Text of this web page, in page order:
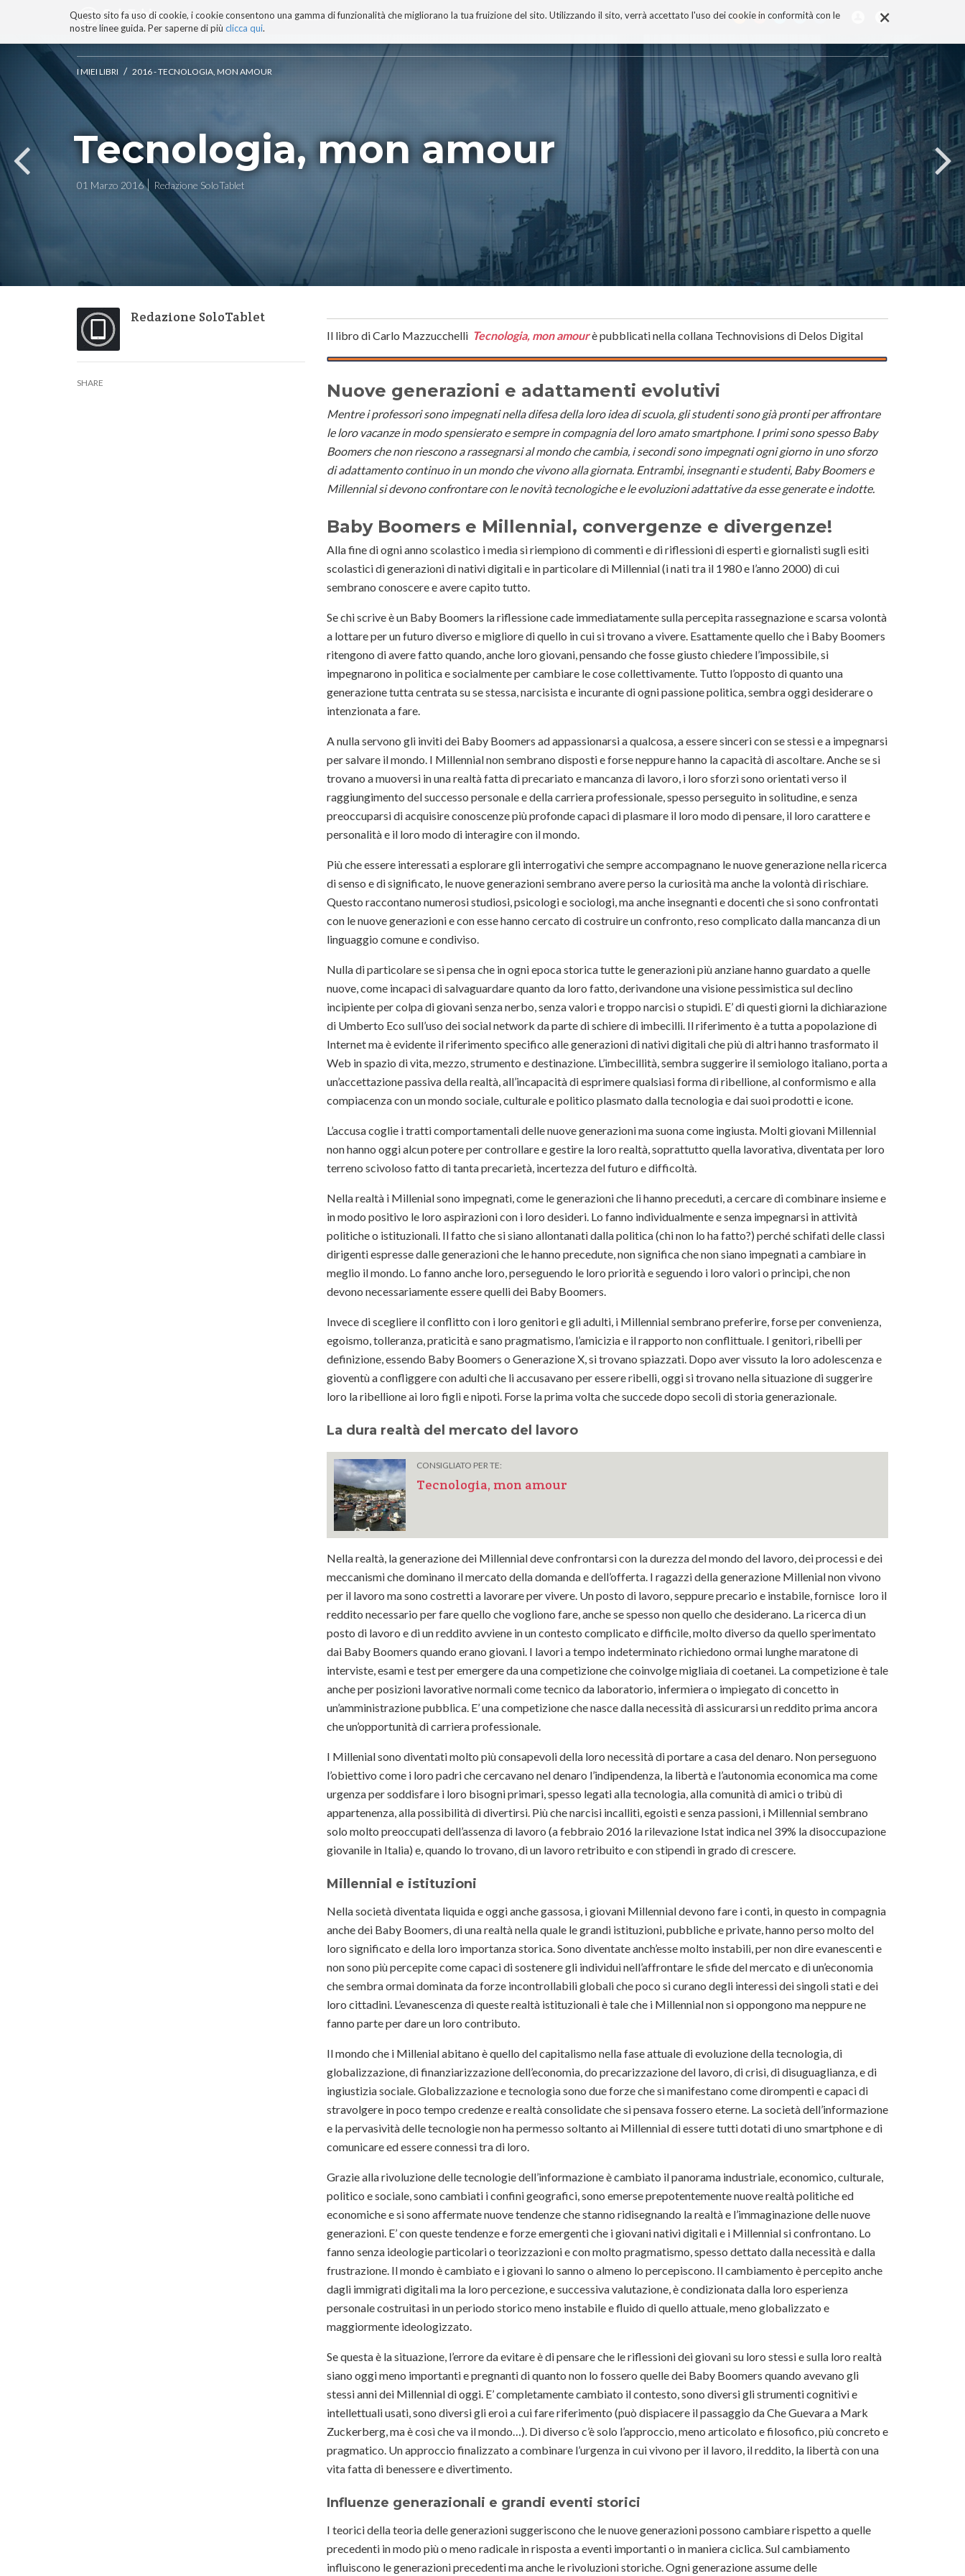
×
Questo sito fa uso di cookie, i cookie consentono una gamma di funzionalità che migliorano la tua fruizione del sito. Utilizzando il sito, verrà accettato l'uso dei cookie in conformità con le
nostre linee guida. Per saperne di più clicca qui.
BLOG TECNOCONSAPEVOLEZZA TECNOBIBLIOGRAFIA I MIEI LIBRI PROGETTO
ai
contenuti.
|
Salta
alla
navigazione
I MIEI LIBRI / 2016 - TECNOLOGIA, MON AMOUR
Tecnologia, mon amour
01 Marzo 2016 Redazione SoloTablet
Redazione SoloTablet
SHARE
Il libro di Carlo Mazzucchelli Tecnologia, mon amourè pubblicati nella collana Technovisions di Delos Digital
Nuove generazioni e adattamenti evolutivi
Mentre i professori sono impegnati nella difesa della loro idea di scuola, gli studenti sono già pronti per affrontare
le loro vacanze in modo spensierato e sempre in compagnia del loro amato smartphone. I primi sono spesso Baby
Boomers che non riescono a rassegnarsi al mondo che cambia, i secondi sono impegnati ogni giorno in uno sforzo
di adattamento continuo in un mondo che vivono alla giornata. Entrambi, insegnanti e studenti, Baby Boomers e
Millennial si devono confrontare con le novità tecnologiche e le evoluzioni adattative da esse generate e indotte.
Baby Boomers e Millennial, convergenze e divergenze!
Alla fine di ogni anno scolastico i media si riempiono di commenti e di riflessioni di esperti e giornalisti sugli esiti
scolastici di generazioni di nativi digitali e in particolare di Millennial (i nati tra il 1980 e l’anno 2000) di cui
sembrano conoscere e avere capito tutto.
Se chi scrive è un Baby Boomers la riflessione cade immediatamente sulla percepita rassegnazione e scarsa volontà
a lottare per un futuro diverso e migliore di quello in cui si trovano a vivere. Esattamente quello che i Baby Boomers
ritengono di avere fatto quando, anche loro giovani, pensando che fosse giusto chiedere l’impossibile, si
impegnarono in politica e socialmente per cambiare le cose collettivamente. Tutto l’opposto di quanto una
generazione tutta centrata su se stessa, narcisista e incurante di ogni passione politica, sembra oggi desiderare o
intenzionata a fare.
A nulla servono gli inviti dei Baby Boomers ad appassionarsi a qualcosa, a essere sinceri con se stessi e a impegnarsi
per salvare il mondo. I Millennial non sembrano disposti e forse neppure hanno la capacità di ascoltare. Anche se si
trovano a muoversi in una realtà fatta di precariato e mancanza di lavoro, i loro sforzi sono orientati verso il
raggiungimento del successo personale e della carriera professionale, spesso perseguito in solitudine, e senza
preoccuparsi di acquisire conoscenze più profonde capaci di plasmare il loro modo di pensare, il loro carattere e
personalità e il loro modo di interagire con il mondo.
Più che essere interessati a esplorare gli interrogativi che sempre accompagnano le nuove generazione nella ricerca
di senso e di significato, le nuove generazioni sembrano avere perso la curiosità ma anche la volontà di rischiare.
Questo raccontano numerosi studiosi, psicologi e sociologi, ma anche insegnanti e docenti che si sono confrontati
con le nuove generazioni e con esse hanno cercato di costruire un confronto, reso complicato dalla mancanza di un
linguaggio comune e condiviso.
Nulla di particolare se si pensa che in ogni epoca storica tutte le generazioni più anziane hanno guardato a quelle
nuove, come incapaci di salvaguardare quanto da loro fatto, derivandone una visione pessimistica sul declino
incipiente per colpa di giovani senza nerbo, senza valori e troppo narcisi o stupidi. E’ di questi giorni la dichiarazione
di Umberto Eco sull’uso dei social network da parte di schiere di imbecilli. Il riferimento è a tutta a popolazione di
Internet ma è evidente il riferimento specifico alle generazioni di nativi digitali che più di altri hanno trasformato il
Web in spazio di vita, mezzo, strumento e destinazione. L’imbecillità, sembra suggerire il semiologo italiano, porta a
un’accettazione passiva della realtà, all’incapacità di esprimere qualsiasi forma di ribellione, al conformismo e alla
compiacenza con un mondo sociale, culturale e politico plasmato dalla tecnologia e dai suoi prodotti e icone.
L’accusa coglie i tratti comportamentali delle nuove generazioni ma suona come ingiusta. Molti giovani Millennial
non hanno oggi alcun potere per controllare e gestire la loro realtà, soprattutto quella lavorativa, diventata per loro
terreno scivoloso fatto di tanta precarietà, incertezza del futuro e difficoltà.
Nella realtà i Millenial sono impegnati, come le generazioni che li hanno preceduti, a cercare di combinare insieme e
in modo positivo le loro aspirazioni con i loro desideri. Lo fanno individualmente e senza impegnarsi in attività
politiche o istituzionali. Il fatto che si siano allontanati dalla politica (chi non lo ha fatto?) perché schifati delle classi
dirigenti espresse dalle generazioni che le hanno precedute, non significa che non siano impegnati a cambiare in
meglio il mondo. Lo fanno anche loro, perseguendo le loro priorità e seguendo i loro valori o principi, che non
devono necessariamente essere quelli dei Baby Boomers.
Invece di scegliere il conflitto con i loro genitori e gli adulti, i Millennial sembrano preferire, forse per convenienza,
egoismo, tolleranza, praticità e sano pragmatismo, l’amicizia e il rapporto non conflittuale. I genitori, ribelli per
definizione, essendo Baby Boomers o Generazione X, si trovano spiazzati. Dopo aver vissuto la loro adolescenza e
gioventù a confliggere con adulti che li accusavano per essere ribelli, oggi si trovano nella situazione di suggerire
loro la ribellione ai loro figli e nipoti. Forse la prima volta che succede dopo secoli di storia generazionale.
La dura realtà del mercato del lavoro
CONSIGLIATO PER TE:
Tecnologia, mon amour
Nella realtà, la generazione dei Millennial deve confrontarsi con la durezza del mondo del lavoro, dei processi e dei
meccanismi che dominano il mercato della domanda e dell’offerta. I ragazzi della generazione Millenial non vivono
per il lavoro ma sono costretti a lavorare per vivere. Un posto di lavoro, seppure precario e instabile, fornisce loro il
reddito necessario per fare quello che vogliono fare, anche se spesso non quello che desiderano. La ricerca di un
posto di lavoro e di un reddito avviene in un contesto complicato e difficile, molto diverso da quello sperimentato
dai Baby Boomers quando erano giovani. I lavori a tempo indeterminato richiedono ormai lunghe maratone di
interviste, esami e test per emergere da una competizione che coinvolge migliaia di coetanei. La competizione è tale
anche per posizioni lavorative normali come tecnico da laboratorio, infermiera o impiegato di concetto in
un’amministrazione pubblica. E’ una competizione che nasce dalla necessità di assicurarsi un reddito prima ancora
che un’opportunità di carriera professionale.
I Millenial sono diventati molto più consapevoli della loro necessità di portare a casa del denaro. Non perseguono
l’obiettivo come i loro padri che cercavano nel denaro l’indipendenza, la libertà e l’autonomia economica ma come
urgenza per soddisfare i loro bisogni primari, spesso legati alla tecnologia, alla comunità di amici o tribù di
appartenenza, alla possibilità di divertirsi. Più che narcisi incalliti, egoisti e senza passioni, i Millennial sembrano
solo molto preoccupati dell’assenza di lavoro (a febbraio 2016 la rilevazione Istat indica nel 39% la disoccupazione
giovanile in Italia) e, quando lo trovano, di un lavoro retribuito e con stipendi in grado di crescere.
Millennial e istituzioni
Nella società diventata liquida e oggi anche gassosa, i giovani Millennial devono fare i conti, in questo in compagnia
anche dei Baby Boomers, di una realtà nella quale le grandi istituzioni, pubbliche e private, hanno perso molto del
loro significato e della loro importanza storica. Sono diventate anch’esse molto instabili, per non dire evanescenti e
non sono più percepite come capaci di sostenere gli individui nell’affrontare le sfide del mercato e di un’economia
che sembra ormai dominata da forze incontrollabili globali che poco si curano degli interessi dei singoli stati e dei
loro cittadini. L’evanescenza di queste realtà istituzionali è tale che i Millennial non si oppongono ma neppure ne
fanno parte per dare un loro contributo.
Il mondo che i Millenial abitano è quello del capitalismo nella fase attuale di evoluzione della tecnologia, di
globalizzazione, di finanziarizzazione dell’economia, do precarizzazione del lavoro, di crisi, di disuguaglianza, e di
ingiustizia sociale. Globalizzazione e tecnologia sono due forze che si manifestano come dirompenti e capaci di
stravolgere in poco tempo credenze e realtà consolidate che si pensava fossero eterne. La società dell’informazione
e la pervasività delle tecnologie non ha permesso soltanto ai Millennial di essere tutti dotati di uno smartphone e di
comunicare ed essere connessi tra di loro.
Grazie alla rivoluzione delle tecnologie dell’informazione è cambiato il panorama industriale, economico, culturale,
politico e sociale, sono cambiati i confini geografici, sono emerse prepotentemente nuove realtà politiche ed
economiche e si sono affermate nuove tendenze che stanno ridisegnando la realtà e l’immaginazione delle nuove
generazioni. E’ con queste tendenze e forze emergenti che i giovani nativi digitali e i Millennial si confrontano. Lo
fanno senza ideologie particolari o teorizzazioni e con molto pragmatismo, spesso dettato dalla necessità e dalla
frustrazione. Il mondo è cambiato e i giovani lo sanno o almeno lo percepiscono. Il cambiamento è percepito anche
dagli immigrati digitali ma la loro percezione, e successiva valutazione, è condizionata dalla loro esperienza
personale costruitasi in un periodo storico meno instabile e fluido di quello attuale, meno globalizzato e
maggiormente ideologizzato.
Se questa è la situazione, l’errore da evitare è di pensare che le riflessioni dei giovani su loro stessi e sulla loro realtà
siano oggi meno importanti e pregnanti di quanto non lo fossero quelle dei Baby Boomers quando avevano gli
stessi anni dei Millennial di oggi. E’ completamente cambiato il contesto, sono diversi gli strumenti cognitivi e
intellettuali usati, sono diversi gli eroi a cui fare riferimento (può dispiacere il passaggio da Che Guevara a Mark
Zuckerberg, ma è così che va il mondo…). Di diverso c’è solo l’approccio, meno articolato e filosofico, più concreto e
pragmatico. Un approccio finalizzato a combinare l’urgenza in cui vivono per il lavoro, il reddito, la libertà con una
vita fatta di benessere e divertimento.
Influenze generazionali e grandi eventi storici
I teorici della teoria delle generazioni suggeriscono che le nuove generazioni possono cambiare rispetto a quelle
precedenti in modo più o meno radicale in risposta a eventi importanti o in maniera ciclica. Sul cambiamento
influiscono le generazioni precedenti ma anche le rivoluzioni storiche. Ogni generazione assume delle